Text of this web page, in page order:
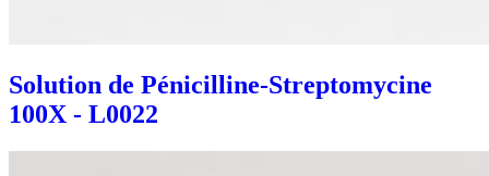
Solution de Pénicilline-Streptomycine
100X - L0022